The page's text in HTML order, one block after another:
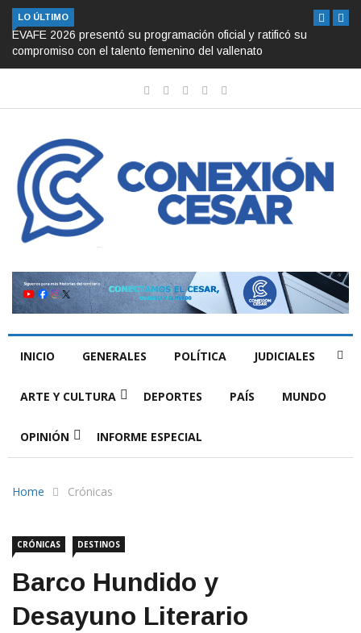
LO ÚLTIMO
EVAFE 2026 presentó su programación oficial y ratificó su
compromiso con el talento femenino del vallenato
INICIO GENERALES POLÍTICA JUDICIALES
ARTE Y CULTURA DEPORTES PAÍS MUNDO
OPINIÓN INFORME ESPECIAL
Home Crónicas
CRÓNICAS DESTINOS
Barco Hundido y
Desayuno Literario